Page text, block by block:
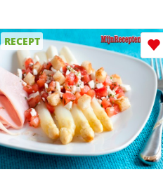
RECEPT